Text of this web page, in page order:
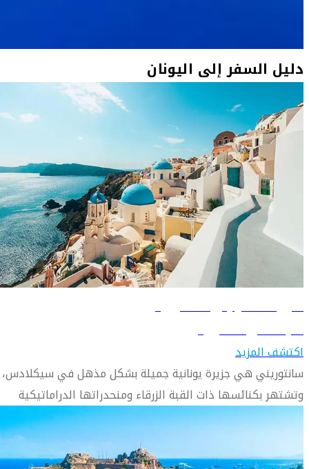
دليل السفر إلى اليونان
دليل السفر إلى سانتوريني
تعرّف على سانتوريني
اكتشف المزيد
سانتوريني هي جزيرة يونانية جميلة بشكل مذهل في سيكلادس،
وتشتهر بكنائسها ذات القبة الزرقاء ومنحدراتها الدراماتيكية